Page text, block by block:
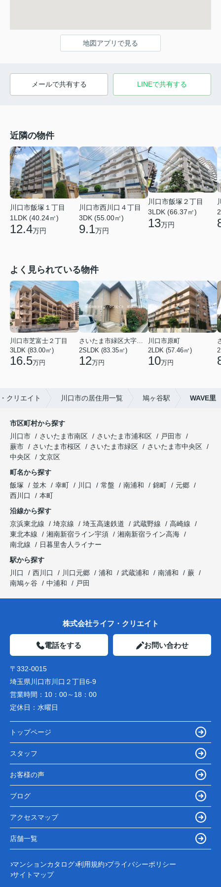
地図アプリで見る
メールで共有する LINEで共有する
近隣の物件
川口市飯塚１丁目
1LDK (40.24㎡)
12.4万円
川口市西川口４丁目
3DK (55.00㎡)
9.1万円
川口市飯塚２丁目
3LDK (66.37㎡)
13万円
よく見られている物件
川口市芝富士２丁目
3LDK (83.00㎡)
16.5万円
さいたま市緑区大字三室
2SLDK (83.35㎡)
12万円
川口市原町
2LDK (57.46㎡)
10万円
クリエイト 川口市の居住用一覧 鳩ヶ谷駅 WAVE里
市区町村から探す
川口市
さいたま市南区 さいたま市浦和区
戸田市
蕨市
さいたま市桜区 さいたま市緑区
さいたま市中央区
中央区
文京区
町名から探す
飯塚
並木 幸町 川口 常盤 南浦和 錦町
元郷
西川口
本町
沿線から探す
京浜東北線
埼京線 埼玉高速鉄道 武蔵野線
高崎線
東北本線
湘南新宿ライン宇須
湘南新宿ライン高海
南北線
日暮里舎人ライナー
駅から探す
川口
西川口 川口元郷 浦和 武蔵浦和 南浦和
蕨
南鳩ヶ谷
中浦和 戸田
株式会社ライフ・クリエイト
電話をする お問い合わせ
〒332-0015
埼玉県川口市川口２丁目6-9
営業時間： 10：00～18：00
定休日： 水曜日
トップページ
スタッフ
お客様の声
ブログ
アクセスマップ
店舗一覧
マンションカタログ 利用規約 プライバシーポリシー
サイトマップ